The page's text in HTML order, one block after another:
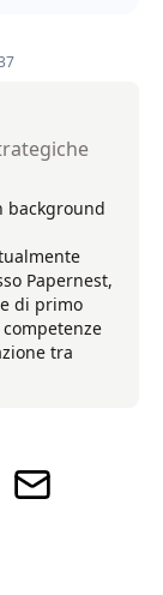
background
Papernest,
di primo
tra